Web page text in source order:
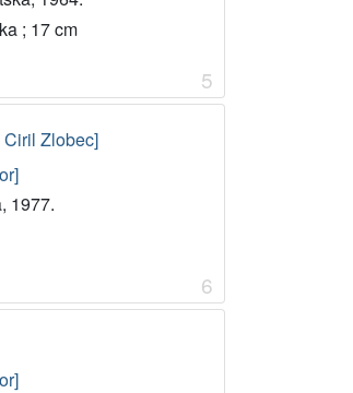
; 17 cm
5
Zlobec]
1977.
6